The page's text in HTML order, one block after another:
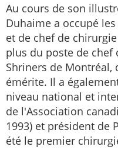
Au cours de son
Duhaime a occupé
et de chef de
plus du poste de
Shriners de
émérite. Il a
niveau national et
de l'Association
1993) et président de
été le premier